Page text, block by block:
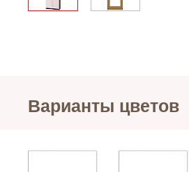
Варианты цветов